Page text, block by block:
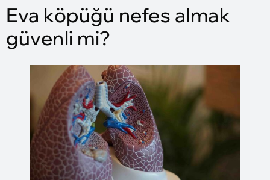
Eva köpüğü nefes almak
güvenli mi?